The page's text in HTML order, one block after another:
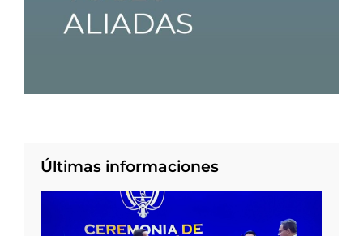
Últimas informaciones